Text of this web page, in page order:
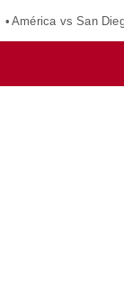
América vs San